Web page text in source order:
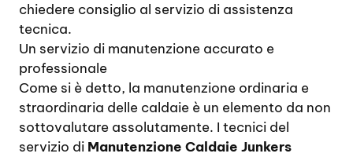
chiedere consiglio al servizio di assistenza
tecnica.
Un servizio di manutenzione accurato e
professionale
Come si è detto, la manutenzione ordinaria e
straordinaria delle caldaie è un elemento da non
sottovalutare assolutamente. I tecnici del
servizio di Manutenzione Caldaie Junkers